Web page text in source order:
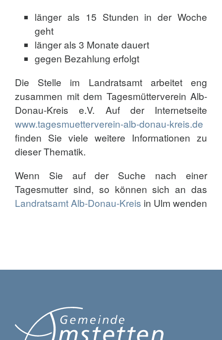
länger als 15 Stunden in der Woche
geht
länger als 3 Monate dauert
gegen Bezahlung erfolgt
Die Stelle im Landratsamt arbeitet eng
zusammen mit dem Tagesmütterverein Alb-
Donau-Kreis e.V. Auf der Internetseite
www.tagesmuetterverein-alb-donau-kreis.de
finden Sie viele weitere Informationen zu
dieser Thematik.
Wenn Sie auf der Suche nach einer
Tagesmutter sind, so können sich an das
Landratsamt Alb-Donau-Kreis in Ulm wenden